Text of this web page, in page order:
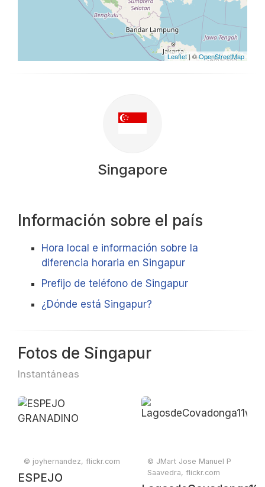
Leaflet | ©OpenStreetMap
Singapore
Información sobre el país
Hora local e información sobre la
diferencia horaria en Singapur
Prefijo de teléfono de Singapur
¿Dónde está Singapur?
Fotos de Singapur
Instantáneas
© joyhernandez, flickr.com
ESPEJO
© JMart Jose Manuel P
Saavedra, flickr.com